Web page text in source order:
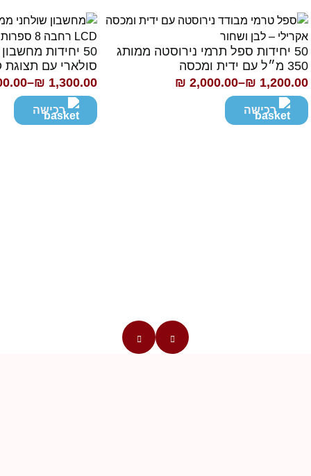
50 יחידות ספל תרמי נירוסטה ממותג
350 מ״ל עם ידית ומכסה
₪ 1,200.00
–
₪ 2,000.00
טווח
מחירים:רכישה
50 יחידות
סולארי עם תצוגת LCD רחבה
₪ 1,300.00
–
טווח
מחירים:רכישה